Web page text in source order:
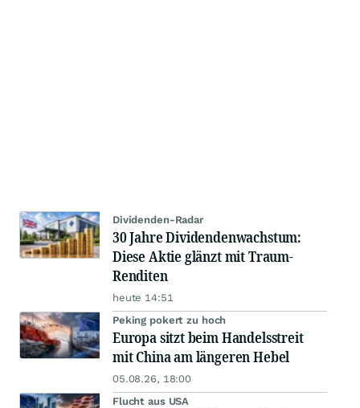
Dividenden-Radar
30 Jahre Dividendenwachstum:
Diese Aktie glänzt mit Traum-
Renditen
heute 14:51
Peking pokert zu hoch
Europa sitzt beim Handelsstreit
mit China am längeren Hebel
05.08.26, 18:00
Flucht aus USA